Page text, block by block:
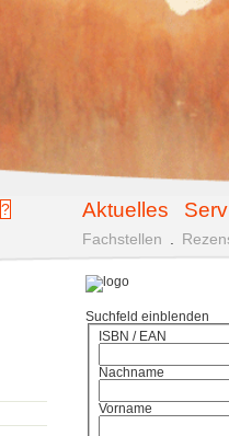
Aktuelles
Fachstellen
Suchfeld einblenden
ISBN / EAN
Nachname
Vorname